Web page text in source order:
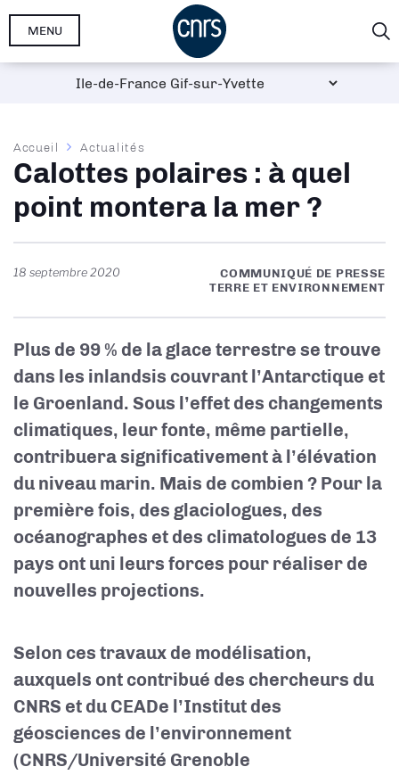
Aller
MENU
Fil
d'Ariane
Accueil Actualités
Calottes polaires : à quel
point montera la mer ?
18 septembre 2020
COMMUNIQUÉ DE PRESSE
TERRE ET ENVIRONNEMENT
Plus de 99 % de la glace terrestre se trouve
dans les inlandsis couvrant l’Antarctique et
le Groenland. Sous l’effet des changements
climatiques, leur fonte, même partielle,
contribuera significativement à l’élévation
du niveau marin. Mais de combien ? Pour la
première fois, des glaciologues, des
océanographes et des climatologues de 13
pays ont uni leurs forces pour réaliser de
nouvelles projections.
Selon ces travaux de modélisation,
auxquels ont contribué des chercheurs du
CNRS et du CEADe l’Institut des
géosciences de l’environnement
(CNRS/Université Grenoble